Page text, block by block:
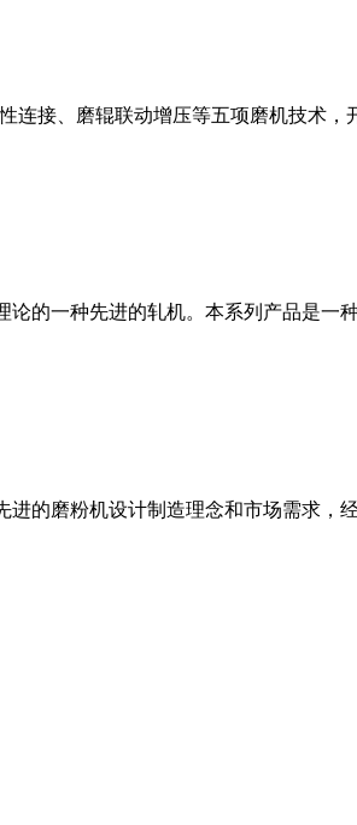
连接、磨辊联动增压等五项磨机技术，
的一种先进的轧机。本系列产品是一
的磨粉机设计制造理念和市场需求，